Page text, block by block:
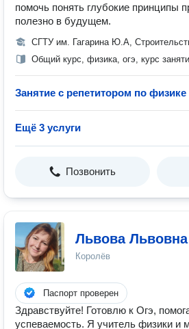
помочь понять глубокие принципы
полезно в будущем.
СГТУ им. Гагарина Ю.А,
Общий курс, физика, огэ, курс
Занятие с репетитором по физике
Ещё 3 услуги
Позвонить
Львова
Королёв
Паспорт проверен
Здравствуйте! Готовлю к Огэ,
успеваемость. Я учитель физики и